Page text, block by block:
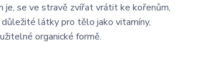
je, se ve stravě zvířat vrátit ke kořenům,
důležité látky pro tělo jako vitamíny,
organické formě.